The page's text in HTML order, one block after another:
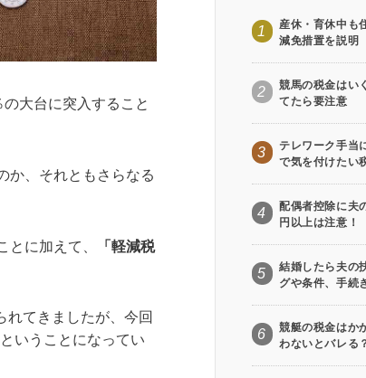
大台に突入すること
か、それともさらなる
に加えて、
「軽減税
れてきましたが、今回
いうことになってい
1
産休・育休中も
減免措置を説明
2
競馬の税金はい
てたら要注意
3
テレワーク手当
で気を付けたい
4
配偶者控除に夫
円以上は注意！
5
結婚したら夫の
グや条件、手続
6
競艇の税金はか
わないとバレる